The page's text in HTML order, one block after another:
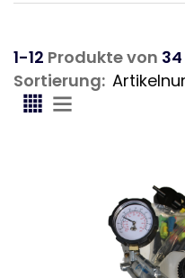
1-12 Produkte von 34
Sortierung: